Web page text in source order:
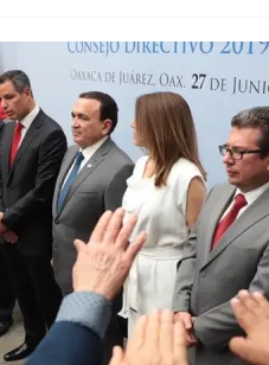
UABJO impulsa la democracia y los